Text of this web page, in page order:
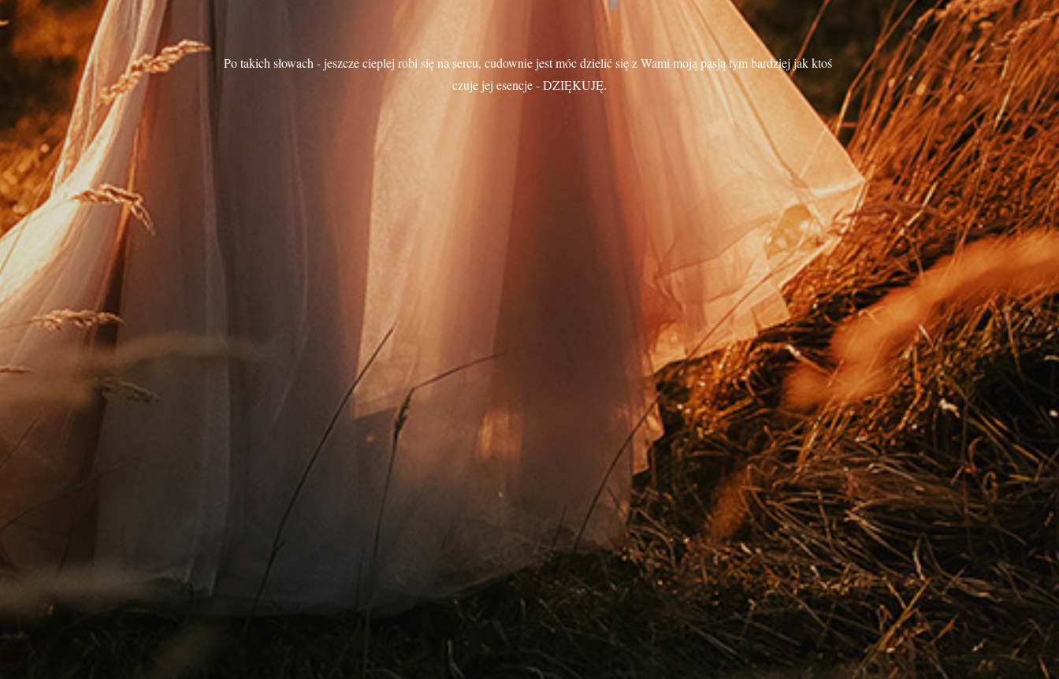
Po takich słowach - jeszcze cieplej robi się na sercu, cudownie jest móc dzielić się z Wami moją pasją tym bardziej jak ktoś
czuje jej esencje - DZIĘKUJĘ.